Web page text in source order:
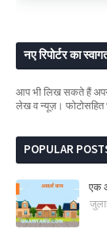
नए रिपोर्टर का
आप भी लिख सकते हैं अपने
लेख व न्यूज़।
POPULAR
एक